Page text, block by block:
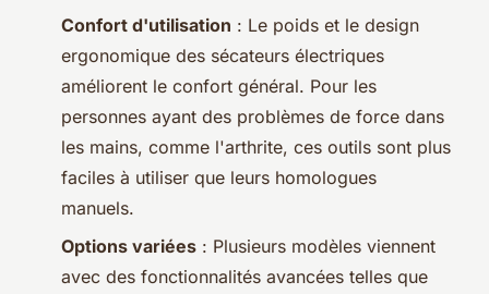
Confort d'utilisation : Le poids et le design
ergonomique des sécateurs électriques
améliorent le confort général. Pour les
personnes ayant des problèmes de force dans
les mains, comme l'arthrite, ces outils sont plus
faciles à utiliser que leurs homologues
manuels.
Options variées : Plusieurs modèles viennent
avec des fonctionnalités avancées telles que